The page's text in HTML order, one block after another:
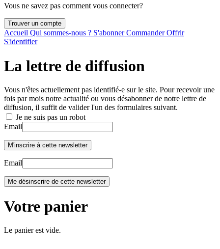
Vous ne savez pas comment vous connecter?
Accueil Qui sommes-nous ? S'abonnerCommanderOffrir
S'identifier
La lettre de diffusion
Vous n'êtes actuellement pas identifié-e sur le site. Pour recevoir une
fois par mois notre actualité ou vous désabonner de notre lettre de
diffusion, il suffit de valider l'un des formulaires suivant.
Je ne suis pas un robot
Email
Email
Votre panier
Le panier est vide.